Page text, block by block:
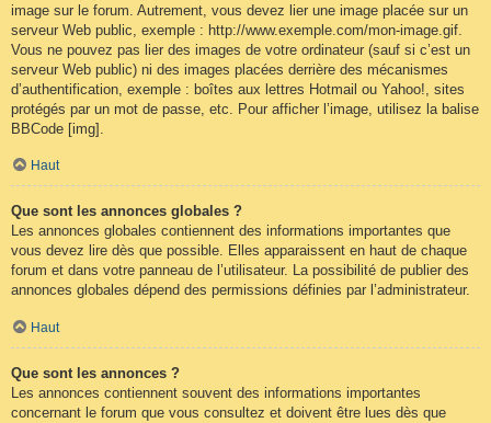
image sur le forum. Autrement, vous devez lier une image placée sur un
serveur Web public, exemple : http://www.exemple.com/mon-image.gif.
Vous ne pouvez pas lier des images de votre ordinateur (sauf si c’est un
serveur Web public) ni des images placées derrière des mécanismes
d’authentification, exemple : boîtes aux lettres Hotmail ou Yahoo!, sites
protégés par un mot de passe, etc. Pour afficher l’image, utilisez la balise
BBCode [img].
Haut
Que sont les annonces globales ?
Les annonces globales contiennent des informations importantes que
vous devez lire dès que possible. Elles apparaissent en haut de chaque
forum et dans votre panneau de l’utilisateur. La possibilité de publier des
annonces globales dépend des permissions définies par l’administrateur.
Haut
Que sont les annonces ?
Les annonces contiennent souvent des informations importantes
concernant le forum que vous consultez et doivent être lues dès que